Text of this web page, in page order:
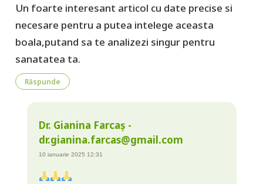
Un foarte interesant articol cu date precise si
necesare pentru a putea intelege aceasta
boala,putand sa te analizezi singur pentru
sanatatea ta.
Răspunde
Dr. Gianina Farcaș -
dr.gianina.farcas@gmail.com
10 ianuarie 2025 12:31